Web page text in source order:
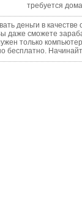
требуется
деньги в качестве
даже сможете
только
бесплатно.